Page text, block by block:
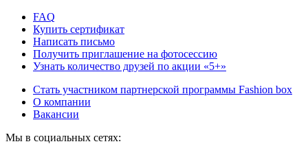
FAQ
Купить сертификат
Написать письмо
Получить приглашение на фотосессию
Узнать количество друзей по акции «5+»
Стать участником партнерской программы Fashion box
О компании
Вакансии
Мы в социальных сетях: